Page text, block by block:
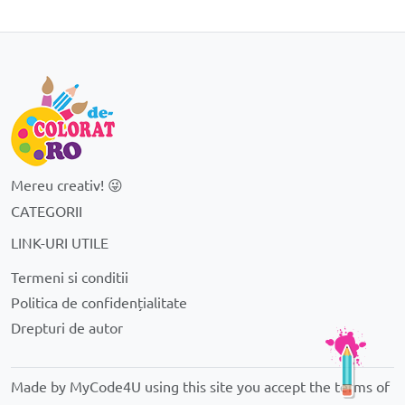
Mereu creativ! 😜
CATEGORII
LINK-URI UTILE
Termeni si conditii
Politica de confidențialitate
Drepturi de autor
Made by MyCode4U using this site you accept the terms of